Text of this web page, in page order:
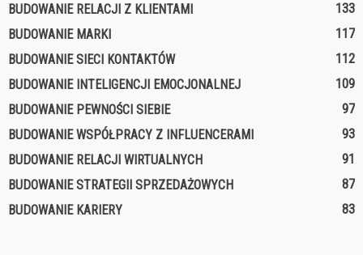
BUDOWANIE RELACJI Z KLIENTAMI
133
BUDOWANIE MARKI
117
BUDOWANIE SIECI KONTAKTÓW
112
BUDOWANIE INTELIGENCJI EMOCJONALNEJ
109
BUDOWANIE PEWNOŚCI SIEBIE
97
BUDOWANIE WSPÓŁPRACY Z INFLUENCERAMI
93
BUDOWANIE RELACJI WIRTUALNYCH
91
BUDOWANIE STRATEGII SPRZEDAŻOWYCH
87
BUDOWANIE KARIERY
83